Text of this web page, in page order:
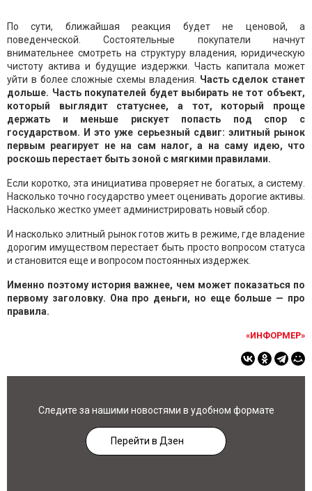
По сути, ближайшая реакция будет не ценовой, а
поведенческой. Состоятельные покупатели начнут
внимательнее смотреть на структуру владения, юридическую
чистоту актива и будущие издержки. Часть капитала может
уйти в более сложные схемы владения. Часть сделок станет
дольше. Часть покупателей будет выбирать не тот объект,
который выглядит статуснее, а тот, который проще
держать и меньше рискует попасть под спор с
государством. И это уже серьезный сдвиг: элитный рынок
первым реагирует не на сам налог, а на саму идею, что
роскошь перестает быть зоной с мягкими правилами.
Если коротко, эта инициатива проверяет не богатых, а систему.
Насколько точно государство умеет оценивать дорогие активы.
Насколько жестко умеет администрировать новый сбор.
И насколько элитный рынок готов жить в режиме, где владение
дорогим имуществом перестает быть просто вопросом статуса
и становится еще и вопросом постоянных издержек.
Именно поэтому история важнее, чем может показаться по
первому заголовку. Она про деньги, но еще больше — про
правила.
«ИНФОРМЕР»
Следите за нашими новостями в удобном формате
Перейти в Дзен